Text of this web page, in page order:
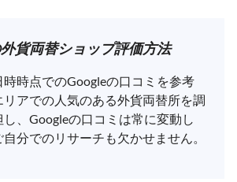
貨両替ショップ評価方法
時点でのGoogleの口コミを参考
アでの人気のある外貨両替所を調
、Googleの口コミは常に変動し
分でのリサーチも欠かせません。